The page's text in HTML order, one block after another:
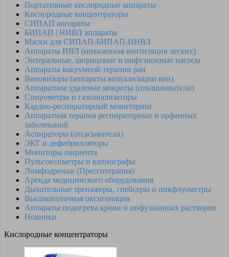
Портативные кислородные аппараты
Кислородные концентраторы
СИПАП аппараты
БИПАП | НИВЛ аппараты
Маски для СИПАП-БИПАП-НИВЛ
Аппараты ИВЛ (инвазивная вентиляция легких)
Энтеральные, шприцевые и инфузионные насосы
Аппараты вакуумной терапии ран
Веновизоры (аппараты визуализации вен)
Аппаратное удаление мокроты (откашливатели)
Спирометры и газоанализаторы
Кардио-респираторный мониторинг
Аппаратная терапия респираторных и орфанных
заболеваний
Аспираторы (отсасыватели)
ЭКГ и дефибрилляторы
Мониторы пациента
Пульсоксиметры и капнографы
Лимфодренаж (Прессотерапия)
Аренда медицинского оборудования
Дыхательные тренажеры, спейсеры и пикфлуометры
Высокопоточная оксигенация
Аппараты подогрева крови и инфузионных растворов
Новинки
Кислородные концентраторы